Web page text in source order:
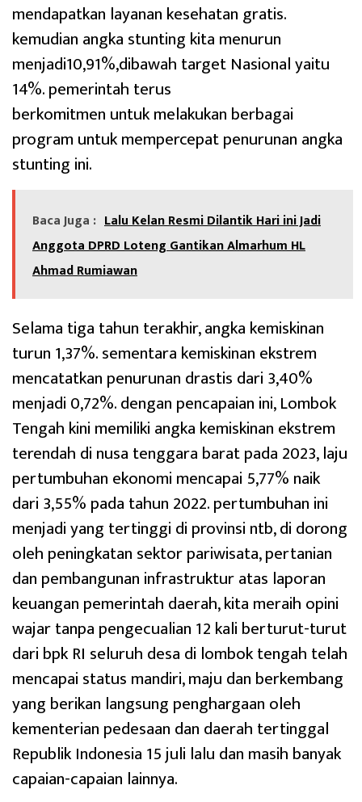
mendapatkan layanan kesehatan gratis.
kemudian angka stunting kita menurun
menjadi10,91%,dibawah target Nasional yaitu
14%. pemerintah terus
berkomitmen untuk melakukan berbagai
program untuk mempercepat penurunan angka
stunting ini.
Baca Juga : Lalu Kelan Resmi Dilantik Hari ini Jadi
Anggota DPRD Loteng Gantikan Almarhum HL
Ahmad Rumiawan
Selama tiga tahun terakhir, angka kemiskinan
turun 1,37%. sementara kemiskinan ekstrem
mencatatkan penurunan drastis dari 3,40%
menjadi 0,72%. dengan pencapaian ini, Lombok
Tengah kini memiliki angka kemiskinan ekstrem
terendah di nusa tenggara barat pada 2023, laju
pertumbuhan ekonomi mencapai 5,77% naik
dari 3,55% pada tahun 2022. pertumbuhan ini
menjadi yang tertinggi di provinsi ntb, di dorong
oleh peningkatan sektor pariwisata, pertanian
dan pembangunan infrastruktur atas laporan
keuangan pemerintah daerah, kita meraih opini
wajar tanpa pengecualian 12 kali berturut-turut
dari bpk RI seluruh desa di lombok tengah telah
mencapai status mandiri, maju dan berkembang
yang berikan langsung penghargaan oleh
kementerian pedesaan dan daerah tertinggal
Republik Indonesia 15 juli lalu dan masih banyak
capaian-capaian lainnya.